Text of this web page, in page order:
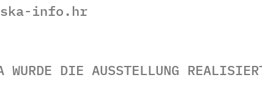
info.hr
WURDE DIE AUSSTELLUNG